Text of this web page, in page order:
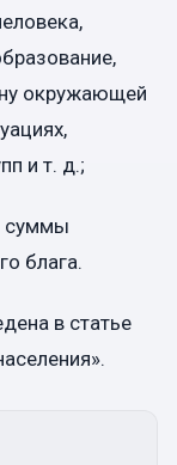
окружающей
и т. д.;
суммы
блага.
в статье